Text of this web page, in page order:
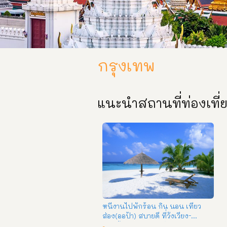
กรุงเทพ
แนะนำสถานที่ท่องเที่
หนีงานไปพักร้อน กิน นอน เที่ยว
ส่อง(ออป้า) สบายดี ที่วังเวียง-
เวียงจันทน์ 4 วัน 3 คืน